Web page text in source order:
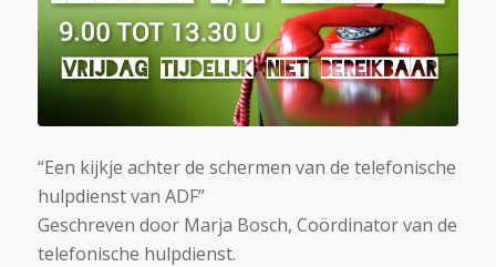
“Een kijkje achter de schermen van de telefonische
hulpdienst van ADF”
Geschreven door Marja Bosch, Coördinator van de
telefonische hulpdienst.